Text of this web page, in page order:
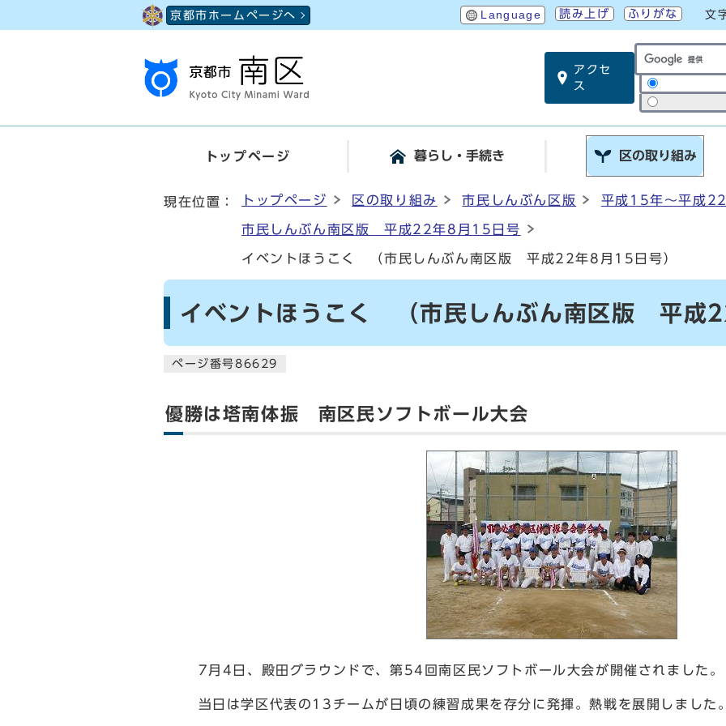
京都市ホームページへ Language 読み上げ ふりがな 文
アクセ
ス
サイト内検索
トップページ 暮らし・手続き 区の取り組み
現在位置： トップページ 区の取り組み 市民しんぶん区版 平成15年～平成
市民しんぶん南区版 平成22年8月15日号
イベントほうこく （市民しんぶん南区版 平成22年8月15日号）
イベントほうこく （市民しんぶん南区版 平成
ページ番号86629
優勝は塔南体振 南区民ソフトボール大会
7月4日、殿田グラウンドで、第54回南区民ソフトボール大会が開催されました。
当日は学区代表の13チームが日頃の練習成果を存分に発揮。熱戦を展開しました。